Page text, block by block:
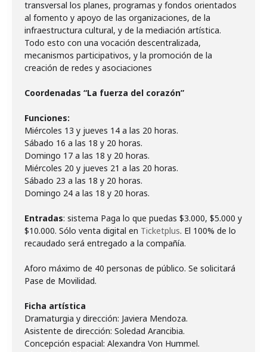
transversal los planes, programas y fondos orientados
al fomento y apoyo de las organizaciones, de la
infraestructura cultural, y de la mediación artística.
Todo esto con una vocación descentralizada,
mecanismos participativos, y la promoción de la
creación de redes y asociaciones
Coordenadas “La fuerza del corazón”
Funciones:
Miércoles 13 y jueves 14 a las 20 horas.
Sábado 16 a las 18 y 20 horas.
Domingo 17 a las 18 y 20 horas.
Miércoles 20 y jueves 21 a las 20 horas.
Sábado 23 a las 18 y 20 horas.
Domingo 24 a las 18 y 20 horas.
Entradas: sistema Paga lo que puedas $3.000, $5.000 y
$10.000. Sólo venta digital en Ticketplus. El 100% de lo
recaudado será entregado a la compañía.
Aforo máximo de 40 personas de público. Se solicitará
Pase de Movilidad.
Ficha artística
Dramaturgia y dirección: Javiera Mendoza.
Asistente de dirección: Soledad Arancibia.
Concepción espacial: Alexandra Von Hummel.